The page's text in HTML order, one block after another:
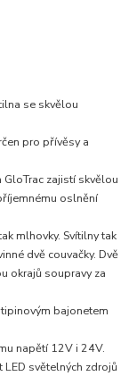
se skvělou
pro přívěsy a
zajistí skvělou
oslnění
mlhovky. Svítilny tak
dvě couvačky. Dvě
okrajů soupravy za
bajonetem
napětí 12V i 24V.
světelných zdrojů